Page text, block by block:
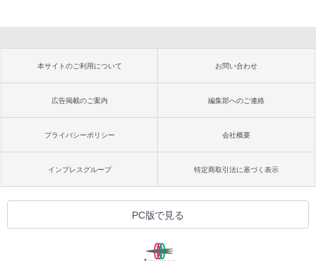
本サイトのご利用について お問い合わせ
広告掲載のご案内 編集部へのご連絡
プライバシーポリシー 会社概要
インプレスグループ 特定商取引法に基づく表示
PC版で見る